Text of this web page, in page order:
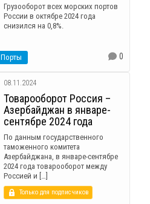
Грузооборот всех морских портов
России в октябре 2024 года
снизился на 0,8%.
Порты 0
08.11.2024
Товарооборот Россия –
Азербайджан в январе-
сентябре 2024 года
По данным государственного
таможенного комитета
Азербайджана, в январе-сентябре
2024 года товарооборот между
Россией и […]
Только для подписчиков